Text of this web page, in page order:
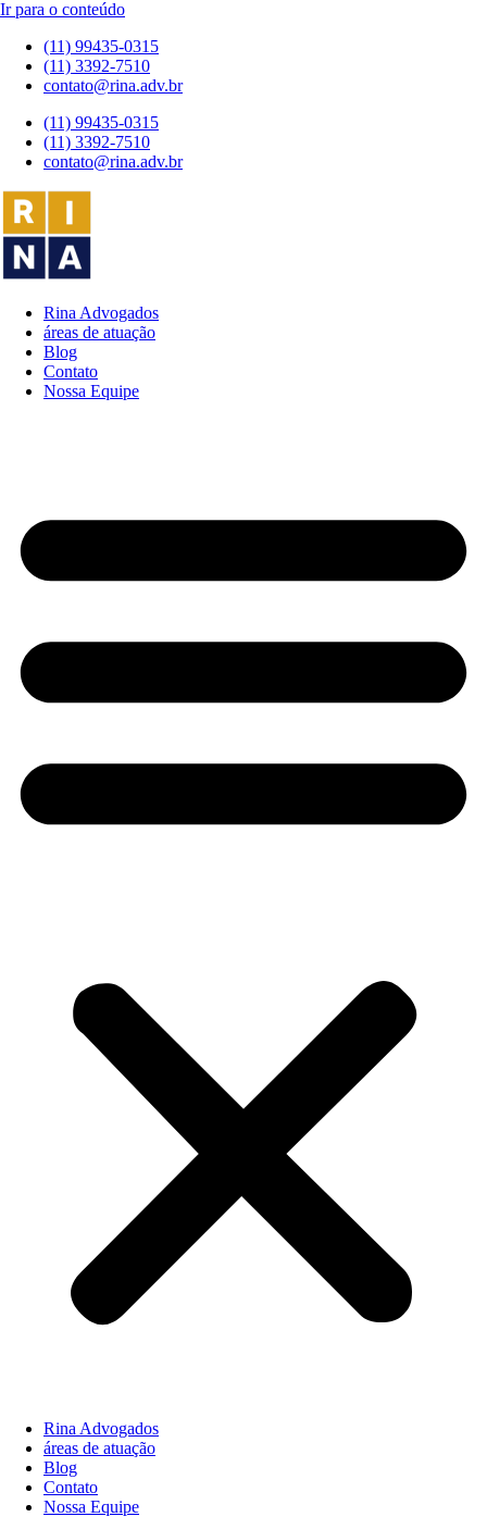
Ir para o conteúdo
(11) 99435-0315
(11) 3392-7510
contato@rina.adv.br
(11) 99435-0315
(11) 3392-7510
contato@rina.adv.br
Rina Advogados
áreas de atuação
Blog
Contato
Nossa Equipe
Rina Advogados
áreas de atuação
Blog
Contato
Nossa Equipe